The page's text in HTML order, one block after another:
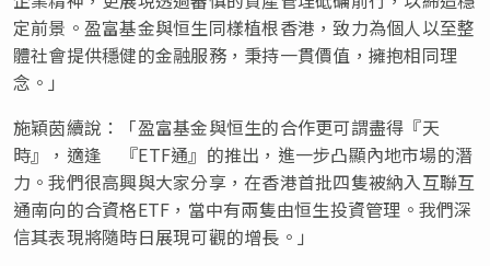
定前景。盈富基金與恒生同樣植根香港，致力為個人以至整
體社會提供穩健的金融服務，秉持一貫價值，擁抱相同理
念。」
施穎茵續說：「盈富基金與恒生的合作更可謂盡得『天
時』，適逢 『ETF通』的推出，進一步凸顯內地市場的潛
力。我們很高興與大家分享，在香港首批四隻被納入互聯互
通南向的合資格ETF，當中有兩隻由恒生投資管理。我們深
信其表現將隨時日展現可觀的增長。」